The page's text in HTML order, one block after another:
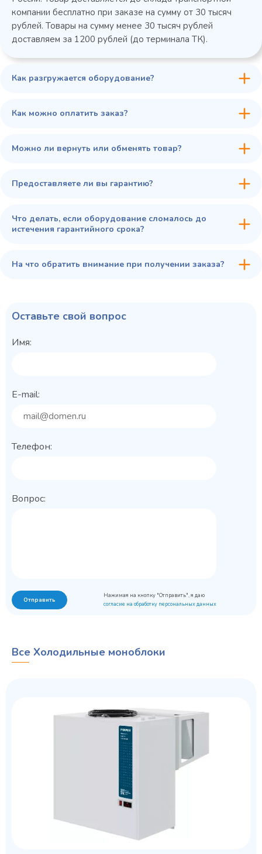
компании бесплатно при заказе на сумму от 30 тысяч
рублей. Товары на сумму менее 30 тысяч рублей
доставляем за 1200 рублей (до терминала ТК).
Как разгружается оборудование?
Как можно оплатить заказ?
Можно ли вернуть или обменять товар?
Предоставляете ли вы гарантию?
Что делать, если оборудование сломалось до
истечения гарантийного срока?
На что обратить внимание при получении заказа?
Оставьте свой вопрос
Имя:
E-mail:
Телефон:
Вопрос:
Отправить
Нажимая на кнопку "Отправить", я даю
согласие на обработку персональных данных
Все Холодильные моноблоки